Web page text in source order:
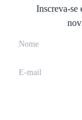
Inscreva-se